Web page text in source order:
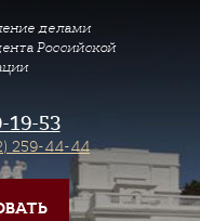
делами
Российской
19-53
259-44-44